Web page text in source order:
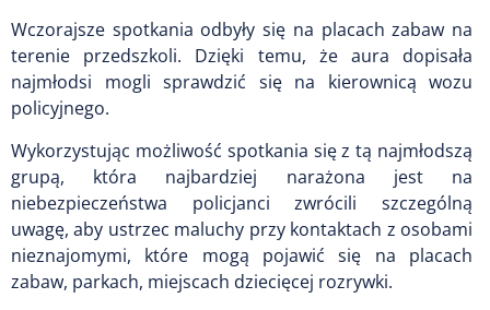
Wczorajsze spotkania odbyły się na placach zabaw na
terenie przedszkoli. Dzięki temu, że aura dopisała
najmłodsi mogli sprawdzić się na kierownicą wozu
policyjnego.
Wykorzystując możliwość spotkania się z tą najmłodszą
grupą, która najbardziej narażona jest na
niebezpieczeństwa policjanci zwrócili szczególną
uwagę, aby ustrzec maluchy przy kontaktach z osobami
nieznajomymi, które mogą pojawić się na placach
zabaw, parkach, miejscach dziecięcej rozrywki.